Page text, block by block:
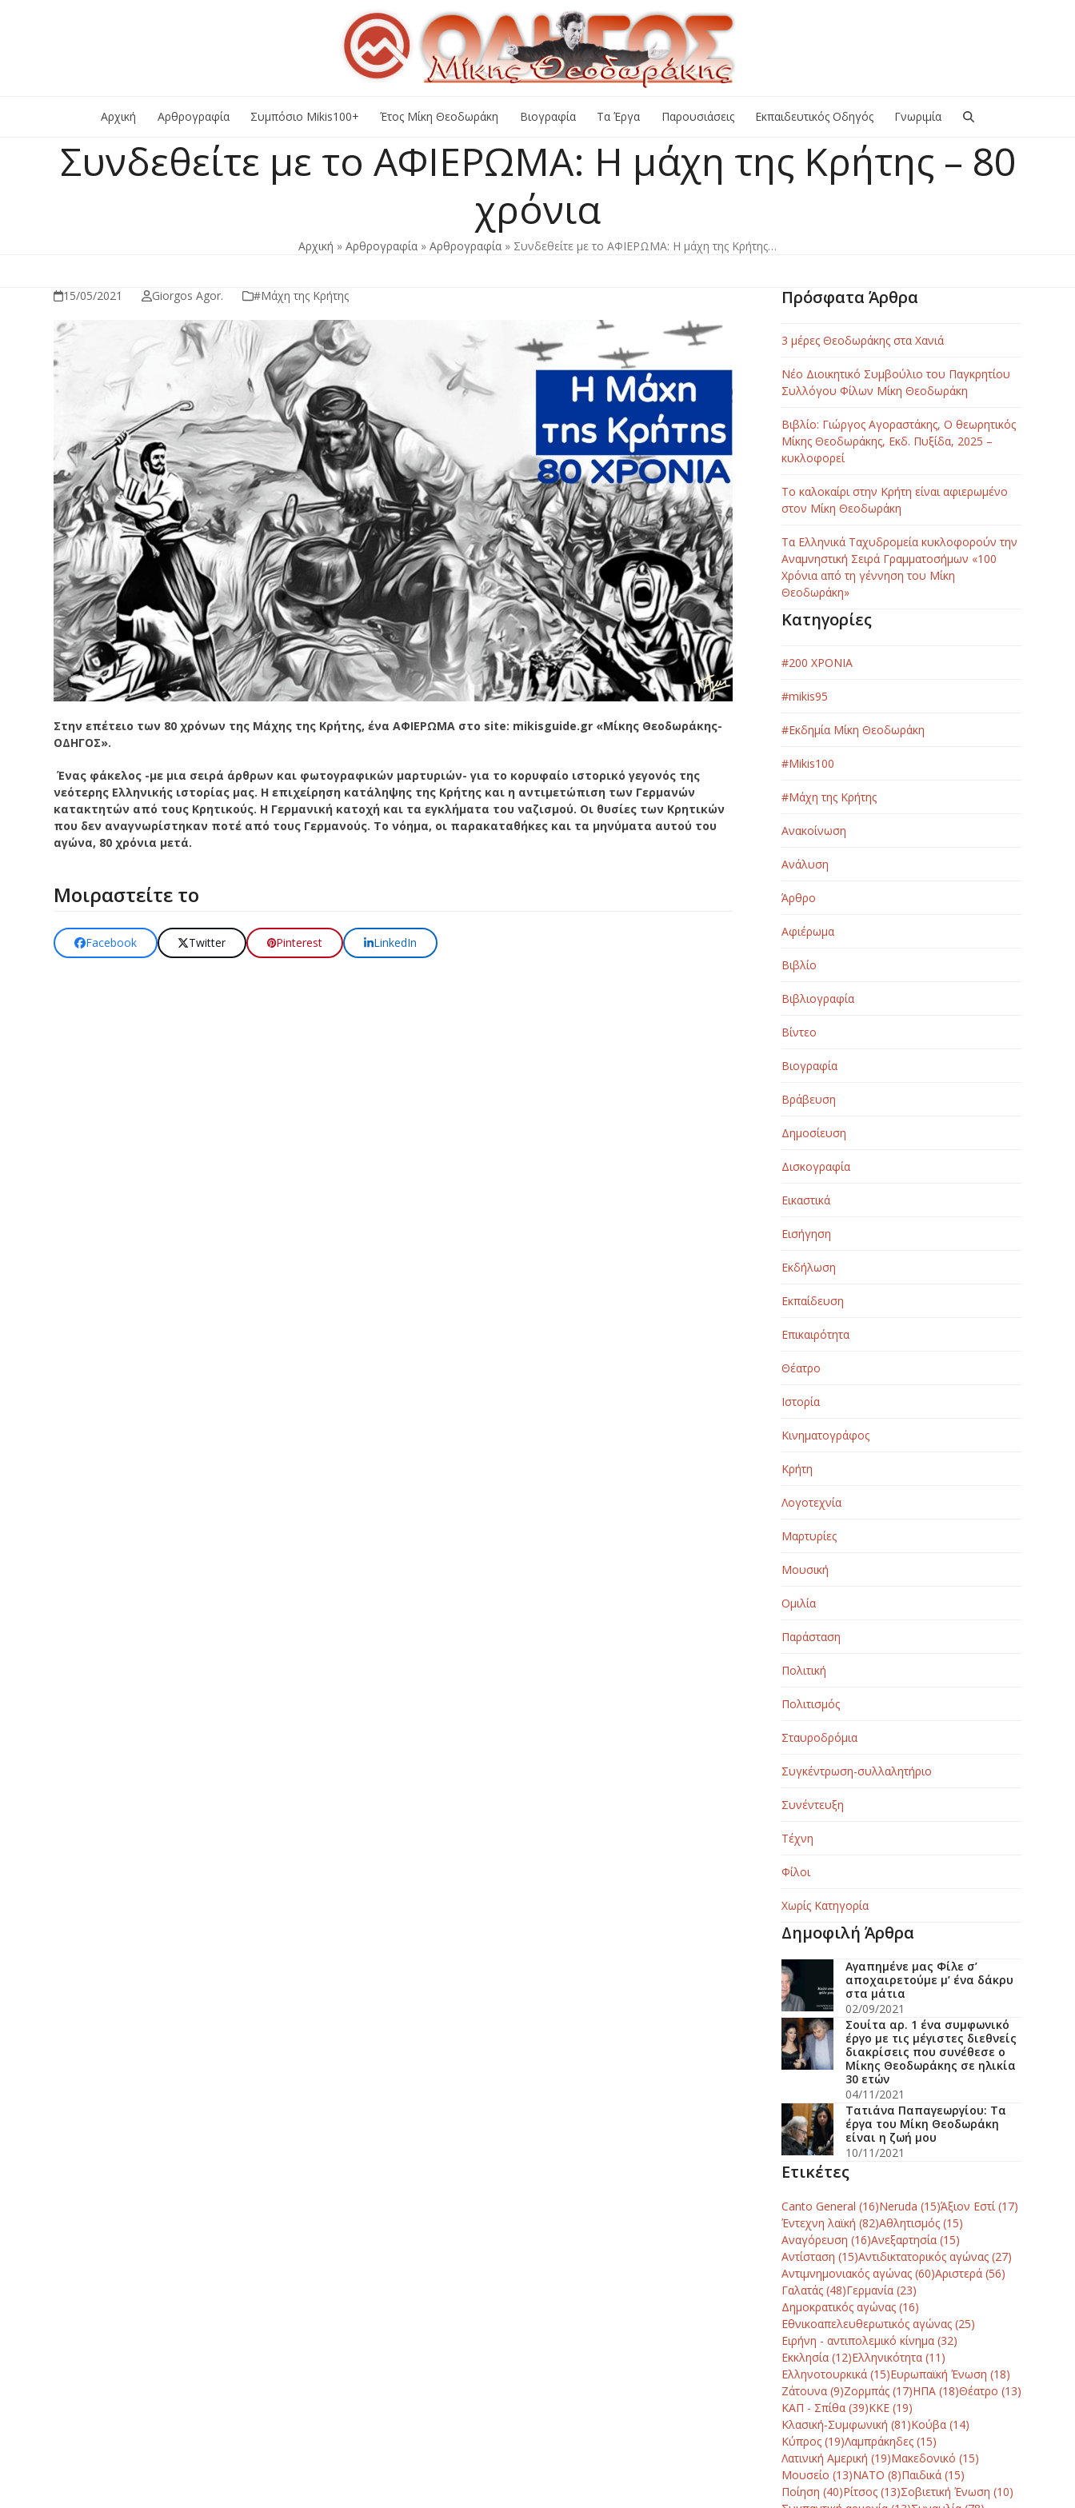
Αρχική Αρθρογραφία Συμπόσιο Mikis100+ Έτος Μίκη Θεοδωράκη Βιογραφία Τα Έργα Παρουσιάσεις Εκπαιδευτικός Οδηγός Γνωριμία
Συνδεθείτε με το ΑΦΙΕΡΩΜΑ: Η μάχη της Κρήτης – 80
χρόνια
Αρχική » Αρθρογραφία » Αρθρογραφία » Συνδεθείτε με το ΑΦΙΕΡΩΜΑ: Η μάχη της Κρήτης…
15/05/2021 Giorgos Agor. #Μάχη της Κρήτης
Στην επέτειο των 80 χρόνων της Μάχης της Κρήτης, ένα ΑΦΙΕΡΩΜΑ στο site: mikisguide.gr «Μίκης Θεοδωράκης-
ΟΔΗΓΟΣ».
Ένας φάκελος -με μια σειρά άρθρων και φωτογραφικών μαρτυριών- για το κορυφαίο ιστορικό γεγονός της
νεότερης Ελληνικής ιστορίας μας. Ηεπιχείρηση κατάληψης της Κρήτης και η αντιμετώπιση των Γερμανών
κατακτητών από τους Κρητικούς. Η Γερμανική κατοχή και τα εγκλήματα του ναζισμού. Οι θυσίες των Κρητικών
που δεν αναγνωρίστηκαν ποτέ από τους Γερμανούς. Tο νόημα, οι παρακαταθήκες και τα μηνύματα αυτού του
αγώνα, 80 χρόνια μετά.
Μοιραστείτε το
Facebook Twitter Pinterest LinkedIn
Πρόσφατα Άρθρα
3 μέρες Θεοδωράκης στα Χανιά
Νέο Διοικητικό Συμβούλιο του Παγκρητίου
Συλλόγου Φίλων Μίκη Θεοδωράκη
Βιβλίο: Γιώργος Αγοραστάκης, Ο θεωρητικός
Μίκης Θεοδωράκης, Εκδ. Πυξίδα, 2025 –
κυκλοφορεί
Το καλοκαίρι στην Κρήτη είναι αφιερωμένο
στον Μίκη Θεοδωράκη
Τα Ελληνικά Ταχυδρομεία κυκλοφορούν την
Αναμνηστική Σειρά Γραμματοσήμων «100
Χρόνια από τη γέννηση του Μίκη
Θεοδωράκη»
Κατηγορίες
#200 ΧΡΟΝΙΑ
#mikis95
#Εκδημία Μίκη Θεοδωράκη
#Μikis100
#Μάχη της Κρήτης
Ανακοίνωση
Ανάλυση
Άρθρο
Αφιέρωμα
Βιβλίο
Βιβλιογραφία
Βίντεο
Βιογραφία
Βράβευση
Δημοσίευση
Δισκογραφία
Εικαστικά
Εισήγηση
Εκδήλωση
Εκπαίδευση
Επικαιρότητα
Θέατρο
Ιστορία
Κινηματογράφος
Κρήτη
Λογοτεχνία
Μαρτυρίες
Μουσική
Ομιλία
Παράσταση
Πολιτική
Πολιτισμός
Σταυροδρόμια
Συγκέντρωση-συλλαλητήριο
Συνέντευξη
Τέχνη
Φίλοι
Χωρίς Κατηγορία
Δημοφιλή Άρθρα
Αγαπημένε μας Φίλε σ’
αποχαιρετούμε μ’ ένα δάκρυ
στα μάτια
02/09/2021
Σουίτα αρ. 1 ένα συμφωνικό
έργο με τις μέγιστες διεθνείς
διακρίσεις που συνέθεσε ο
Μίκης Θεοδωράκης σε ηλικία
30 ετών
04/11/2021
Τατιάνα Παπαγεωργίου: Τα
έργα του Μίκη Θεοδωράκη
είναι η ζωή μου
10/11/2021
Ετικέτες
Canto General (16)Neruda (15)Άξιον Εστί(17)
Έντεχνη λαϊκή (82)Αθλητισμός(15)
Αναγόρευση (16)Ανεξαρτησία(15)
Αντίσταση (15)Αντιδικτατορικός αγώνας(27)
Αντιμνημονιακός αγώνας(60)Αριστερά(56)
Γαλατάς(48)Γερμανία(23)
Δημοκρατικός αγώνας(16)
Εθνικοαπελευθερωτικός αγώνας(25)
Ειρήνη - αντιπολεμικό κίνημα(32)
Εκκλησία(12)Ελληνικότητα(11)
Ελληνοτουρκικά(15)Ευρωπαϊκή Ένωση (18)
Ζάτουνα(9)Ζορμπάς(17)ΗΠΑ(18)Θέατρο (13)
ΚΑΠ - Σπίθα(39)ΚΚΕ(19)
Κλασική-Συμφωνική (81)Κούβα(14)
Κύπρος(19)Λαμπράκηδες(15)
Λατινική Αμερική (19)Μακεδονικό (15)
Μουσείο (13)ΝΑΤΟ (8)Παιδικά(15)
Ποίηση (40)Ρίτσος(13)Σοβιετική Ένωση (10)